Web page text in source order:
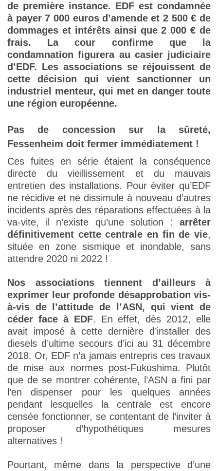
de première instance. EDF est condamnée
à payer 7 000 euros d’amende et 2 500 € de
dommages et intérêts ainsi que 2 000 € de
frais. La cour confirme que la
condamnation figurera au casier judiciaire
d’EDF. Les associations se réjouissent de
cette décision qui vient sanctionner un
industriel menteur, qui met en danger toute
une région européenne.
Pas de concession sur la sûreté,
Fessenheim doit fermer immédiatement !
Ces fuites en série étaient la conséquence
directe du vieillissement et du mauvais
entretien des installations. Pour éviter qu’EDF
ne récidive et ne dissimule à nouveau d’autres
incidents après des réparations effectuées à la
va-vite, il n’existe qu’une solution : arrêter
définitivement cette centrale en fin de vie,
située en zone sismique et inondable, sans
attendre 2020 ni 2022 !
Nos associations tiennent d’ailleurs à
exprimer leur profonde désapprobation vis-
à-vis de l’attitude de l’ASN, qui vient de
céder face à EDF. En effet, dès 2012, elle
avait imposé à cette dernière d’installer des
diesels d’ultime secours d’ici au 31 décembre
2018. Or, EDF n’a jamais entrepris ces travaux
de mise aux normes post-Fukushima. Plutôt
que de se montrer cohérente, l’ASN a fini par
l’en dispenser pour les quelques années
pendant lesquelles la centrale est encore
censée fonctionner, se contentant de l’inviter à
proposer d’hypothétiques mesures
alternatives !
Pourtant, même dans la perspective d’une